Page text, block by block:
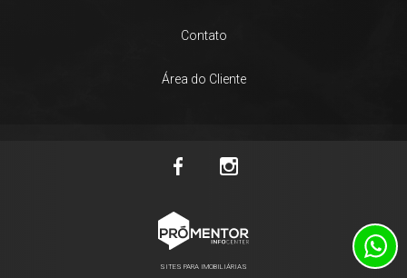
Contato
Área do Cliente
SITES PARA IMOBILIÁRIAS